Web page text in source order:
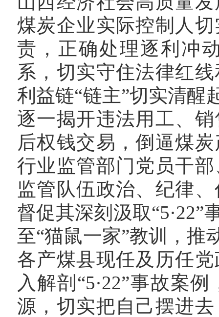
煤炭企业实际控制人
责，正确处理逐利冲
系，切实守住法律红
利益链“链主”切实清醒
逐一揭开违法用工、
后权钱交易，倒逼煤
行业监管部门党员干
监管队伍政治、纪律
督促其深刻汲取
至“猫鼠一家”教训，推
各产煤县现任及历任
入解剖“5·22”事故案
源，切实把自己摆进